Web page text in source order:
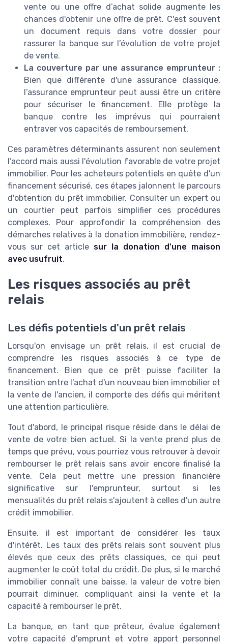
vente ou une offre d’achat solide augmente les
chances d'obtenir une offre de prêt. C'est souvent
un document requis dans votre dossier pour
rassurer la banque sur l’évolution de votre projet
de vente.
La couverture par une assurance emprunteur :
Bien que différente d'une assurance classique,
l’assurance emprunteur peut aussi être un critère
pour sécuriser le financement. Elle protège la
banque contre les imprévus qui pourraient
entraver vos capacités de remboursement.
Ces paramètres déterminants assurent non seulement
l’accord mais aussi l'évolution favorable de votre projet
immobilier. Pour les acheteurs potentiels en quête d'un
financement sécurisé, ces étapes jalonnent le parcours
d'obtention du prêt immobilier. Consulter un expert ou
un courtier peut parfois simplifier ces procédures
complexes. Pour approfondir la compréhension des
démarches relatives à la donation immobilière, rendez-
vous sur cet article sur la donation d'une maison
avec usufruit.
Les risques associés au prêt
relais
Les défis potentiels d'un prêt relais
Lorsqu'on envisage un prêt relais, il est crucial de
comprendre les risques associés à ce type de
financement. Bien que ce prêt puisse faciliter la
transition entre l'achat d'un nouveau bien immobilier et
la vente de l'ancien, il comporte des défis qui méritent
une attention particulière.
Tout d'abord, le principal risque réside dans le délai de
vente de votre bien actuel. Si la vente prend plus de
temps que prévu, vous pourriez vous retrouver à devoir
rembourser le prêt relais sans avoir encore finalisé la
vente. Cela peut mettre une pression financière
significative sur l'emprunteur, surtout si les
mensualités du prêt relais s'ajoutent à celles d'un autre
crédit immobilier.
Ensuite, il est important de considérer les taux
d'intérêt. Les taux des prêts relais sont souvent plus
élevés que ceux des prêts classiques, ce qui peut
augmenter le coût total du crédit. De plus, si le marché
immobilier connaît une baisse, la valeur de votre bien
pourrait diminuer, compliquant ainsi la vente et la
capacité à rembourser le prêt.
La banque, en tant que prêteur, évalue également
votre capacité d'emprunt et votre apport personnel